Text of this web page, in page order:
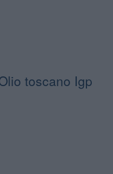
toscano Igp